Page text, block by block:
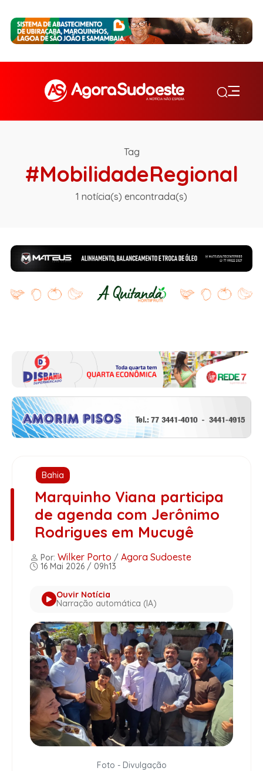
Tag
#MobilidadeRegional
1 notícia(s) encontrada(s)
Bahia
Marquinho Viana participa
de agenda com Jerônimo
Rodrigues em Mucugê
Por: Wilker Porto / Agora Sudoeste
16 Mai 2026 / 09h13
Ouvir Notícia
Narração automática (IA)
Foto - Divulgação